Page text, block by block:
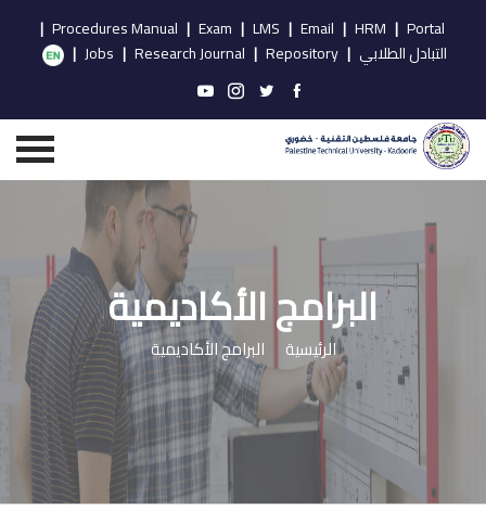
Portal
|
HRM
|
Email
|
LMS
|
Exam
|
Procedures Manual
|
التبادل الطلابي |
Repository
|
Research Journal
|
Jobs
|
البرامج الأكاديمية
الرئيسية البرامج الأكاديمية